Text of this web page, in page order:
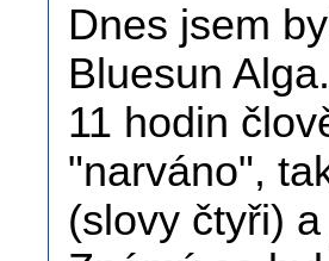
Dnes jsem
Bluesun
11 hodin
"narváno",
(slovy čtyři)